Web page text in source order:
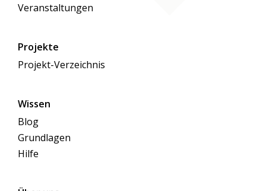
Veranstaltungen
Projekte
Projekt-Verzeichnis
Wissen
Blog
Grundlagen
Hilfe